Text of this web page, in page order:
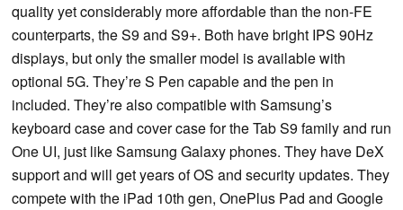
quality yet considerably more affordable than the non-FE
counterparts, the S9 and S9+. Both have bright IPS 90Hz
displays, but only the smaller model is available with
optional 5G. They’re S Pen capable and the pen in
included. They’re also compatible with Samsung’s
keyboard case and cover case for the Tab S9 family and run
One UI, just like Samsung Galaxy phones. They have DeX
support and will get years of OS and security updates. They
compete with the iPad 10th gen, OnePlus Pad and Google